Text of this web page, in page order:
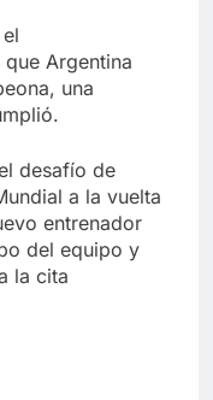
Argentina
una
desafío de
a la vuelta
entrenador
del equipo y
la cita